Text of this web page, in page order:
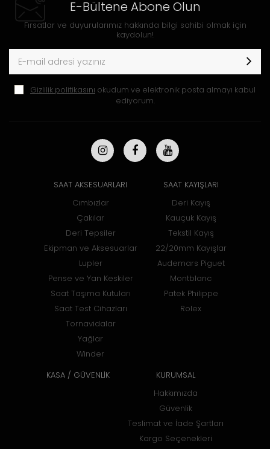
E-Bültene Abone Olun
Fırsatlar ve duyurularımız hakkında bilgi sahibi olmak için
kaydolun!
Gizlilik politikasını okudum ve elektronik posta almayı kabul
ediyorum.
SAAT AKSESUARLARI
Cımbızlar
Çakılar
Deri Tepsiler
Ekipman ve Aksesuarlar
Lupler
Pense ve Yan Keskiler
Saat Taşıma Kutuları
Saat Test Cihazları
Tornavidalar
Yağlar
Winder
SAAT KAYIŞLARI
Deri Kayış
Kauçuk Kayış
Tekstil Kayış
22/20mm Kayışlar
Audemars Piguet
Montblanc
Patek Philippe
Rolex
KASA / GÜVENLİK KURUMSAL
Hakkımızda
Güvenlik
Teslimat ve İade Şartları
Kargo Seçenekleri